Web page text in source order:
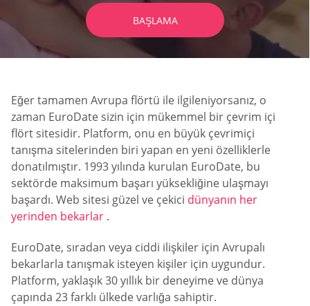
BAŞLAMA
Eğer tamamen Avrupa flörtü ile ilgileniyorsanız, o
zaman EuroDate sizin için mükemmel bir çevrim içi
flört sitesidir. Platform, onu en büyük çevrimiçi
tanışma sitelerinden biri yapan en yeni özelliklerle
donatılmıştır. 1993 yılında kurulan EuroDate, bu
sektörde maksimum başarı yüksekliğine ulaşmayı
başardı. Web sitesi güzel ve çekici dünyanın her
yerinden bekarlar .
EuroDate, sıradan veya ciddi ilişkiler için Avrupalı
bekarlarla tanışmak isteyen kişiler için uygundur.
Platform, yaklaşık 30 yıllık bir deneyime ve dünya
çapında 23 farklı ülkede varlığa sahiptir.